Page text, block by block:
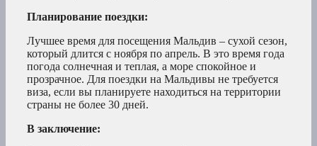
Планирование поездки:
Лучшее время для посещения Мальдив – сухой сезон,
который длится с ноября по апрель. В это время года
погода солнечная и теплая, а море спокойное и
прозрачное. Для поездки на Мальдивы не требуется
виза, если вы планируете находиться на территории
страны не более 30 дней.
В заключение: